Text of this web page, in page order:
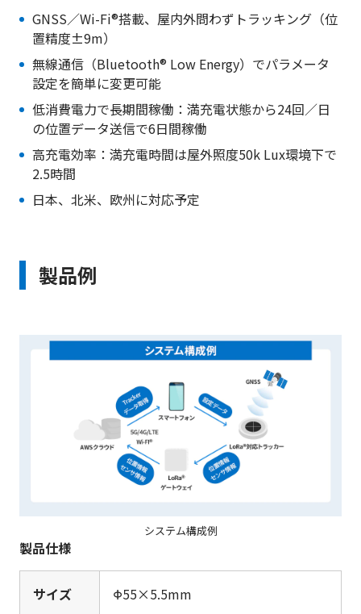
GNSS／Wi-Fi®搭載、屋内外問わずトラッキング（位
置精度±9m）
無線通信（Bluetooth® Low Energy）でパラメータ
設定を簡単に変更可能
低消費電力で長期間稼働：満充電状態から24回／日
の位置データ送信で6日間稼働
高充電効率：満充電時間は屋外照度50k Lux環境下で
2.5時間
日本、北米、欧州に対応予定
製品例
システム構成例
製品仕様
サイズ Φ55×5.5mm